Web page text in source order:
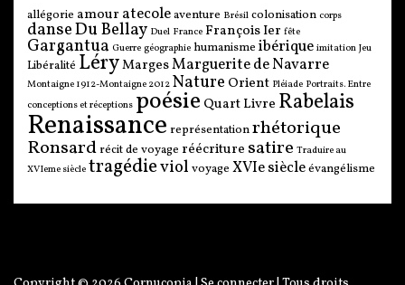
allégorie amour atecoleaventure Brésil colonisation corps
danseDu Bellay Duel France François Ier fête
Gargantua Guerre géographie humanisme ibérique imitation Jeu
Libéralité LéryMargesMarguerite de Navarre
Montaigne 1912-Montaigne 2012 Nature Orient Pléiade Portraits. Entre
conceptions et réceptions poésie Quart Livre Rabelais
Renaissance représentationrhétorique
Ronsardrécit de voyage réécriture satire Traduire au
XVIeme siècle tragédieviol voyage XVIe siècleévangélisme